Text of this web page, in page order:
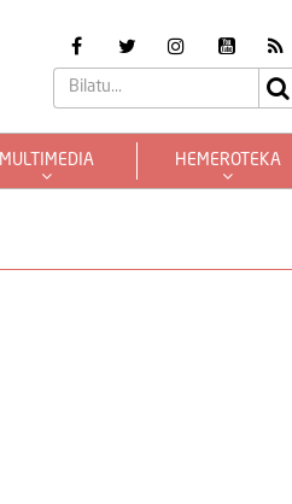
MULTIMEDIA HEMEROTEKA